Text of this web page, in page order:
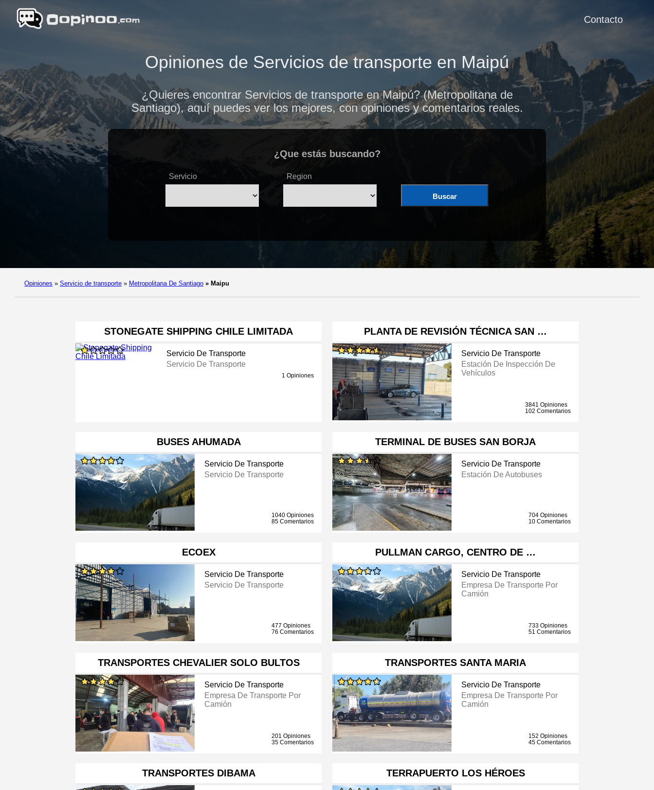
Contacto
Opiniones de Servicios de transporte en Maipú
¿Quieres encontrar Servicios de transporte en Maipú? (Metropolitana de
Santiago), aquí puedes ver los mejores, con opiniones y comentarios reales.
¿Que estás buscando?
Servicio Region
Buscar
Opiniones » Servicio de transporte » Metropolitana De Santiago » Maipu
STONEGATE SHIPPING CHILE LIMITADA
Servicio De Transporte
Servicio De Transporte
1 Opiniones
PLANTA DE REVISIÓN TÉCNICA SAN …
Servicio De Transporte
Estación De Inspección De
Vehículos
3841 Opiniones
102 Comentarios
BUSES AHUMADA
Servicio De Transporte
Servicio De Transporte
1040 Opiniones
85 Comentarios
TERMINAL DE BUSES SAN BORJA
Servicio De Transporte
Estación De Autobuses
704 Opiniones
10 Comentarios
ECOEX
Servicio De Transporte
Servicio De Transporte
477 Opiniones
76 Comentarios
PULLMAN CARGO, CENTRO DE …
Servicio De Transporte
Empresa De Transporte Por
Camión
733 Opiniones
51 Comentarios
TRANSPORTES CHEVALIER SOLO BULTOS
Servicio De Transporte
Empresa De Transporte Por
Camión
201 Opiniones
35 Comentarios
TRANSPORTES SANTA MARIA
Servicio De Transporte
Empresa De Transporte Por
Camión
152 Opiniones
45 Comentarios
TRANSPORTES DIBAMA TERRAPUERTO LOS HÉROES